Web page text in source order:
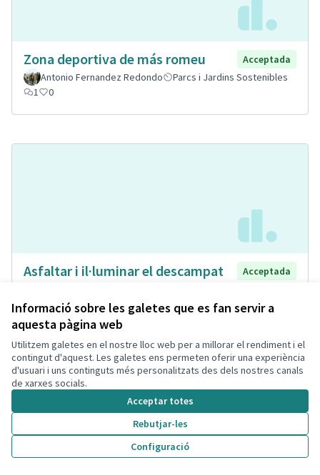
Informació sobre les galetes que es fan servir a
aquesta pàgina web
Utilitzem galetes en el nostre lloc web per a millorar el rendiment i el
contingut d'aquest. Les galetes ens permeten oferir una experiència
d'usuari i uns continguts més personalitzats des dels nostres canals
de xarxes socials.
Acceptar totes
Rebutjar-les
Configuració
Zona deportiva de más romeu
Acceptada
Antonio Fernandez Redondo
Parcs i Jardins Sostenibles
1
0
Asfaltar i il·luminar el descampat
Bòbila
Acceptada
Laia Espai Públic